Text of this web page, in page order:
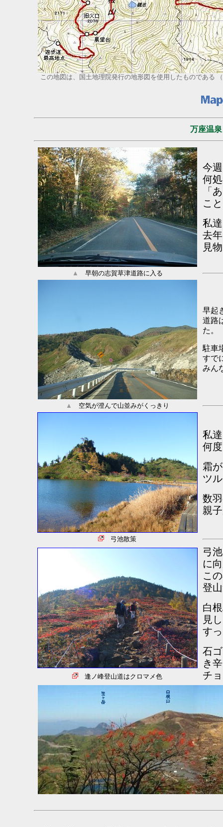
この地図は、国土地理院発行の地形図を使用したものである
万座温
今
何
「
こ
私
去
見
▲ 早朝の志賀草津道路に入る
早起
道路
た。
駐車
すで
みん
▲ 空気が澄んで山並みがくっきり
私
何
霜
ツ
数
親
弓池散策
弓
に
こ
登
白
見
す
石
き
チ
逢ノ峰登山道はクロマメ色